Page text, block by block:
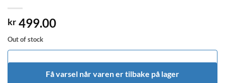
kr 499.00
Out of stock
Få varsel når varen er tilbake på lager